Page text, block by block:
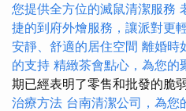
您提供全方位的滅鼠清潔服務
捷的到府外燴服務，讓派對更
安靜、舒適的居住空間 離婚時
的支持 精緻茶會點心，為您的
期已經表明了零售和批發的脆
治療方法 台南清潔公司，為您